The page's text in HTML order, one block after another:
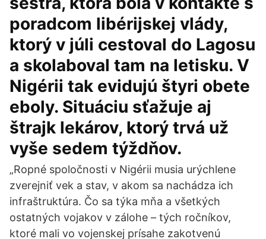
poradcom libérijskej vlády,
ktorý v júli cestoval do Lagosu
a skolaboval tam na letisku. V
Nigérii tak evidujú štyri obete
eboly. Situáciu sťažuje aj
štrajk lekárov, ktorý trvá už
vyše sedem týždňov.
„Ropné spoločnosti v Nigérii musia urýchlene
zverejniť vek a stav, v akom sa nachádza ich
infraštruktúra. Čo sa týka mňa a všetkých
ostatných vojakov v zálohe – tých ročníkov,
ktoré mali vo vojenskej prísahe zakotvenú